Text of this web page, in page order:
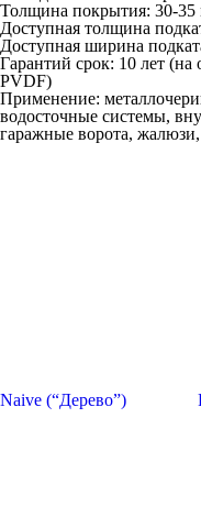
Толщина покрытия: 30-35
Доступная толщина
Доступная ширина
Гарантий срок: 10 лет (на
PVDF)
Применение:
водосточные системы,
гаражные ворота,
Naive (“Дерево”)